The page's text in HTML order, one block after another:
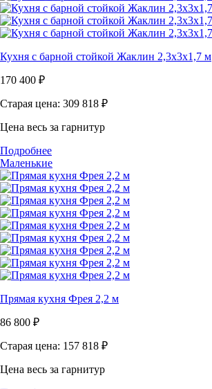
Кухня с барной стойкой Жаклин 2,3х3х1,7 м
170 400 ₽
Старая цена: 309 818 ₽
Цена весь за гарнитур
Подробнее
Маленькие
Прямая кухня Фрея 2,2 м
86 800 ₽
Старая цена: 157 818 ₽
Цена весь за гарнитур